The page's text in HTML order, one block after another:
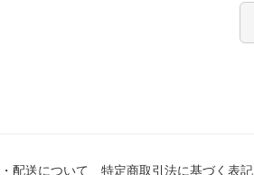
配送について 特定商取引法に基づく表記